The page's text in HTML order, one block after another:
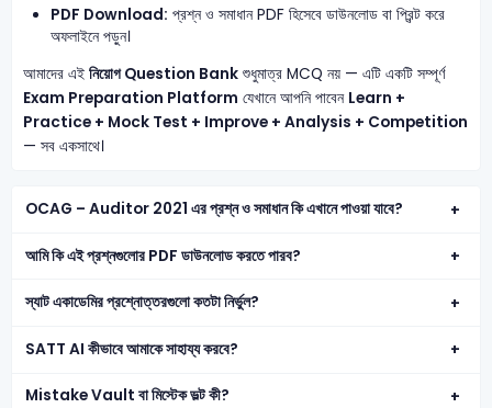
PDF Download: প্রশ্ন ও সমাধান PDF হিসেবে ডাউনলোড বা প্রিন্ট করে
অফলাইনে পড়ুন।
আমাদের এই নিয়োগ Question Bankশুধুমাত্র MCQ নয় — এটি একটি সম্পূর্ণ
Exam Preparation Platform যেখানে আপনি পাবেন Learn +
Practice + Mock Test + Improve + Analysis + Competition
— সব একসাথে।
OCAG – Auditor 2021 এর প্রশ্ন ও সমাধান কি এখানে পাওয়া যাবে?
আমি কি এই প্রশ্নগুলোর PDF ডাউনলোড করতে পারব?
স্যাট একাডেমির প্রশ্নোত্তরগুলো কতটা নির্ভুল?
SATT AI কীভাবে আমাকে সাহায্য করবে?
Mistake Vault বা মিস্টেক ভল্ট কী?